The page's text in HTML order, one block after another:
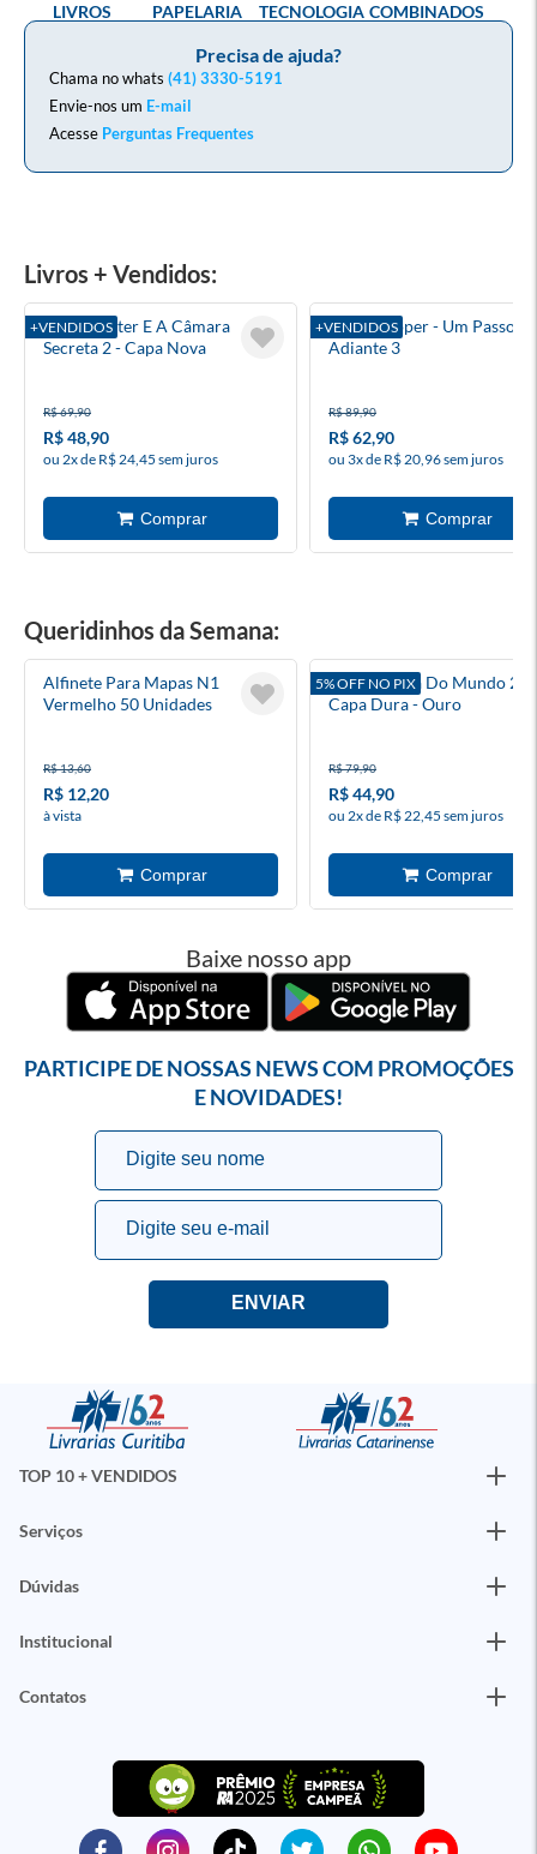
Precisa de ajuda?
Chama no whats (41) 3330-5191
Envie-nos um E-mail
Acesse Perguntas Frequentes
LIVROS PAPELARIA TECNOLOGIA COMBINADOS
Livros + Vendidos:
+VENDIDOS
Harry Potter E A Câmara
Secreta 2 - Capa Nova
R$ 69,90
R$ 48,90
ou 2x de R$ 24,45 sem juros
+VENDIDOS
Heartstopper - Um Passo
Adiante 3
R$ 89,90
R$ 62,90
ou 3x de R$ 20,96 sem juros
Queridinhos da Semana:
Alfinete Para Mapas N1
Vermelho 50 Unidades
R$ 13,60
R$ 12,20
à vista
5% OFF NO PIX
Álbum Copa Do Mundo
Capa Dura - Ouro
R$ 79,90
R$ 44,90
ou 2x de R$ 22,45 sem juros
Baixe nosso app
PARTICIPE DE NOSSAS NEWS COM PROMOÇÕES
E NOVIDADES!
TOP 10 + VENDIDOS
Serviços
Dúvidas
Institucional
Contatos